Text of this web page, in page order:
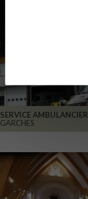
SERVICE AMBULANCIER
GARCHES